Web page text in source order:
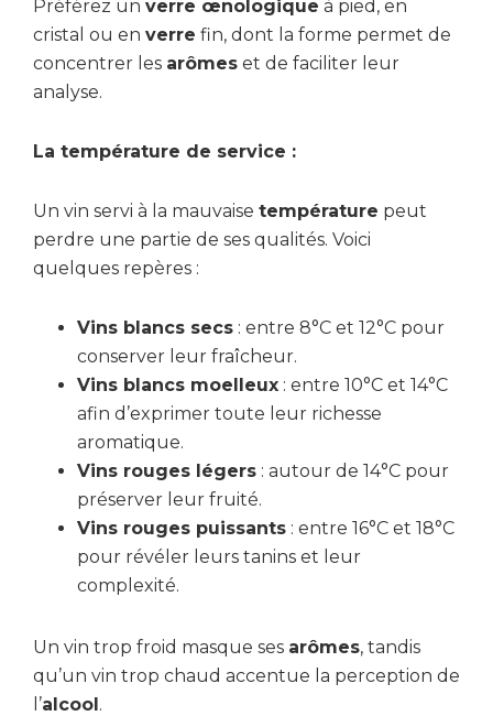
Préférez un verre œnologique à pied, en
cristal ou en verre fin, dont la forme permet de
concentrer les arômes et de faciliter leur
analyse.
La température de service :
Un vin servi à la mauvaise température peut
perdre une partie de ses qualités. Voici
quelques repères :
Vins blancs secs : entre 8°C et 12°C pour
conserver leur fraîcheur.
Vins blancs moelleux : entre 10°C et 14°C
afin d’exprimer toute leur richesse
aromatique.
Vins rouges légers : autour de 14°C pour
préserver leur fruité.
Vins rouges puissants : entre 16°C et 18°C
pour révéler leurs tanins et leur
complexité.
Un vin trop froid masque ses arômes, tandis
qu’un vin trop chaud accentue la perception de
l’alcool.